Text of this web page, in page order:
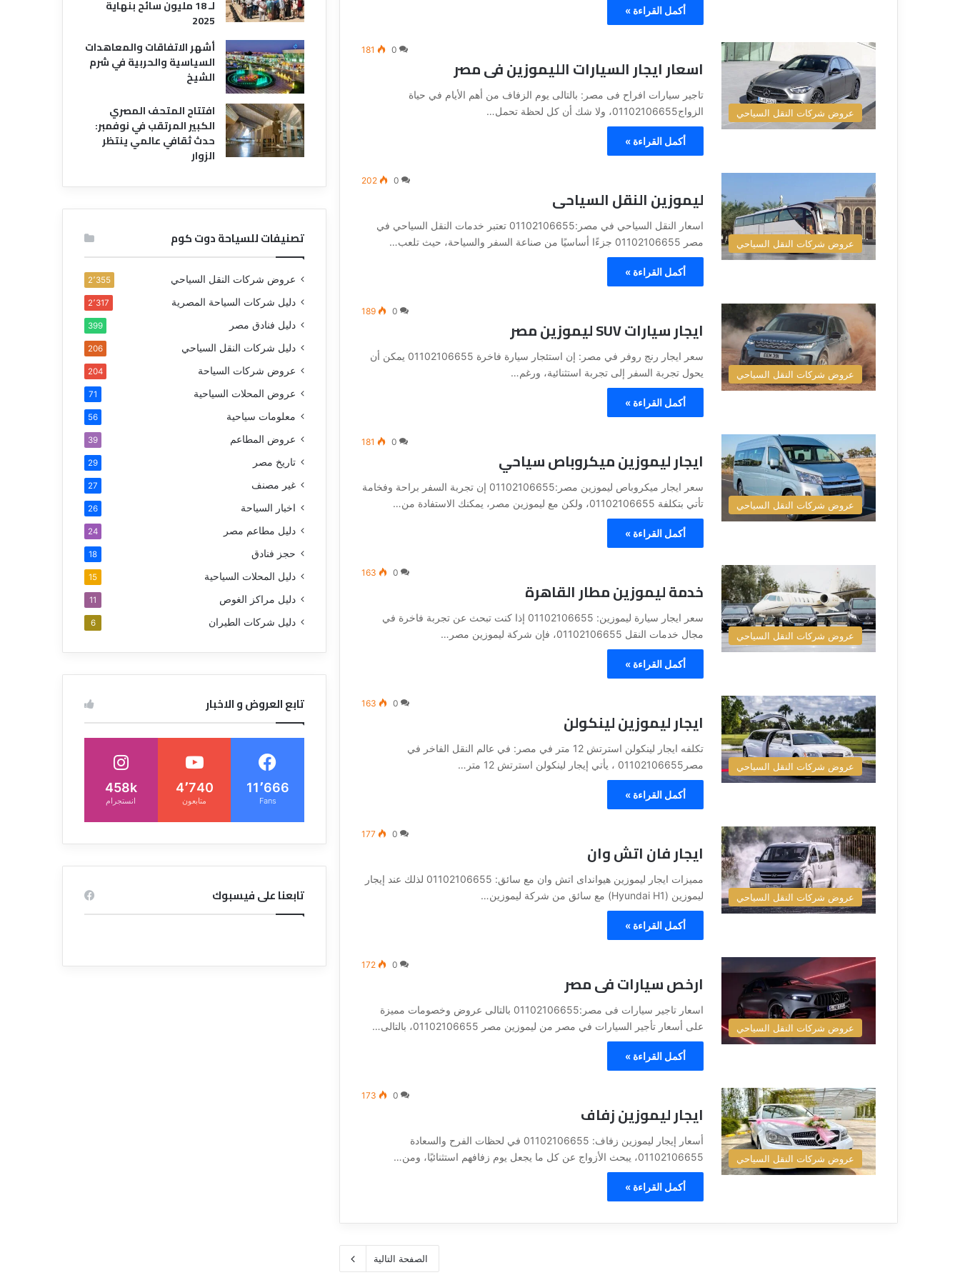
أكمل القراءة »
عروض شركات النقل السياحي
0
181
اسعار ايجار السيارات الليموزين فى مصر
تاجير سيارات افراح فى مصر: بالتالى يوم الزفاف من أهم الأيام في حياة
الزواج01102106655، ولا شك أن كل لحظة تحمل…
أكمل القراءة »
عروض شركات النقل السياحي
0
202
ليموزين النقل السياحى
اسعار النقل السياحي في مصر:01102106655 تعتبر خدمات النقل السياحي في
مصر 01102106655 جزءًا أساسيًا من صناعة السفر والسياحة، حيث تلعب…
أكمل القراءة »
عروض شركات النقل السياحي
0
189
ايجار سيارات SUV ليموزين مصر
سعر ايجار رنج روفر في مصر: إن استئجار سيارة فاخرة 01102106655 يمكن أن
يحول تجربة السفر إلى تجربة استثنائية، ورغم…
أكمل القراءة »
عروض شركات النقل السياحي
0
181
ايجار ليموزين ميكروباص سياحي
سعر ايجار ميكروباص ليموزين مصر:01102106655 إن تجربة السفر براحة وفخامة
تأتي بتكلفة 01102106655، ولكن مع ليموزين مصر، يمكنك الاستفادة من…
أكمل القراءة »
عروض شركات النقل السياحي
0
163
خدمة ليموزين مطار القاهرة
سعر ايجار سيارة ليموزين: 01102106655 إذا كنت تبحث عن تجربة فاخرة في
مجال خدمات النقل 01102106655، فإن شركة ليموزين مصر…
أكمل القراءة »
عروض شركات النقل السياحي
0
163
ايجار ليموزين لينكولن
تكلفه ايجار لينكولن استرتش 12 متر في مصر: في عالم النقل الفاخر في
مصر01102106655 ، يأتي إيجار لينكولن استرتش 12 متر…
أكمل القراءة »
عروض شركات النقل السياحي
0
177
ايجار فان اتش وان
مميزات ايجار ليموزين هيوانداى اتش وان مع سائق: 01102106655 لذلك عند إيجار
ليموزين (Hyundai H1) مع سائق من شركة ليموزين…
أكمل القراءة »
عروض شركات النقل السياحي
0
172
ارخص سيارات فى مصر
اسعار تاجير سيارات فى مصر:01102106655 بالتالى عروض وخصومات مميزة
على أسعار تأجير السيارات في مصر من ليموزين مصر 01102106655، بالتالى…
أكمل القراءة »
عروض شركات النقل السياحي
0
173
ايجار ليموزين زفاف
أسعار إيجار ليموزين زفاف: 01102106655 في لحظات الفرح والسعادة
01102106655، يبحث الأزواج عن كل ما يجعل يوم زفافهم استثنائيًا، ومن…
أكمل القراءة »
الصفحة التالية
لـ 18 مليون سائح بنهاية
2025
أشهر الاتفاقات والمعاهدات
السياسية والحربية في شرم
الشيخ
افتتاح المتحف المصري
الكبير المرتقب في نوفمبر:
حدث ثقافي عالمي ينتظر
الزوار
تصنيفات للسياحة دوت كوم
عروض شركات النقل السياحي 2٬355
دليل شركات السياحة المصرية 2٬317
دليل فنادق مصر 399
دليل شركات النقل السياحي 206
عروض شركات السياحة 204
عروض المحلات السياحية 71
معلومات سياحية 56
عروض المطاعم 39
تاريخ مصر 29
غير مصنف 27
اخبار السياحة 26
دليل مطاعم مصر 24
حجز فنادق 18
دليل المحلات السياحية 15
دليل مراكز الغوص 11
دليل شركات الطيران 6
تابع العروض و الاخبار
11٬666
Fans
4٬740
متابعون
458k
انستجرام
تابعنا على فيسبوك